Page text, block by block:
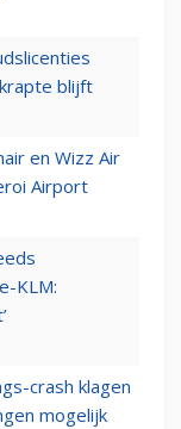
blijft
en Wizz Air
Airport
KLM:
crash klagen
mogelijk